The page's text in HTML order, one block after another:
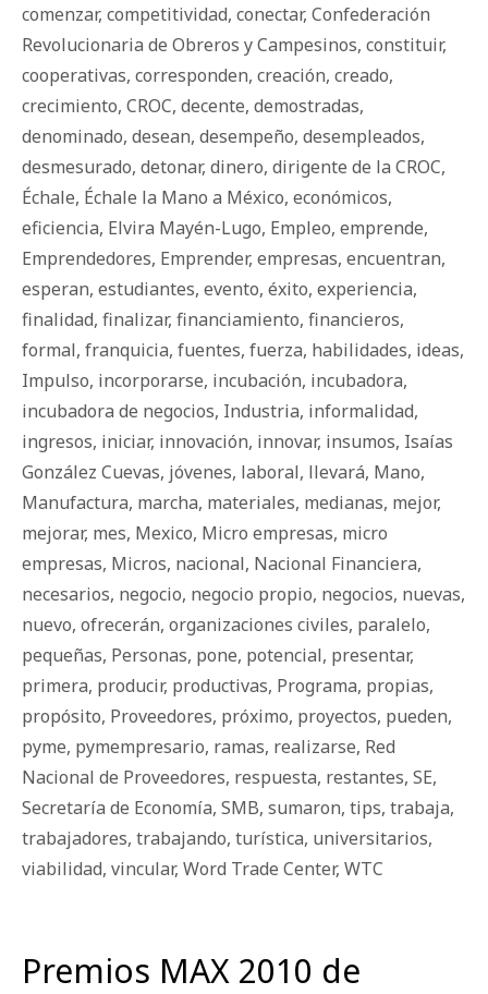
comenzar, competitividad, conectar, Confederación
Revolucionaria de Obreros y Campesinos, constituir,
cooperativas, corresponden, creación, creado,
crecimiento, CROC, decente, demostradas,
denominado, desean, desempeño, desempleados,
desmesurado, detonar, dinero, dirigente de la CROC,
Échale, Échale la Mano a México, económicos,
eficiencia, Elvira Mayén-Lugo, Empleo, emprende,
Emprendedores, Emprender, empresas, encuentran,
esperan, estudiantes, evento, éxito, experiencia,
finalidad, finalizar, financiamiento, financieros,
formal, franquicia, fuentes, fuerza, habilidades, ideas,
Impulso, incorporarse, incubación, incubadora,
incubadora de negocios, Industria, informalidad,
ingresos, iniciar, innovación, innovar, insumos, Isaías
González Cuevas, jóvenes, laboral, llevará, Mano,
Manufactura, marcha, materiales, medianas, mejor,
mejorar, mes, Mexico, Micro empresas, micro
empresas, Micros, nacional, Nacional Financiera,
necesarios, negocio, negocio propio, negocios, nuevas,
nuevo, ofrecerán, organizaciones civiles, paralelo,
pequeñas, Personas, pone, potencial, presentar,
primera, producir, productivas, Programa, propias,
propósito, Proveedores, próximo, proyectos, pueden,
pyme, pymempresario, ramas, realizarse, Red
Nacional de Proveedores, respuesta, restantes, SE,
Secretaría de Economía, SMB, sumaron, tips, trabaja,
trabajadores, trabajando, turística, universitarios,
viabilidad, vincular, Word Trade Center, WTC
Premios MAX 2010 de